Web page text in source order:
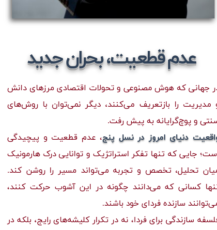
عدم قطعیت، بحران جدید
جهانی که هوش مصنوعی و تحولات اقتصادی مرزهای دانش
مدیریت را بازتعریف می‌کنند، دیگر نمی‌توان با روش‌های
و پوچ‌گرایانه به پیش رفت.
دنیای امروز در نسل پنج، عدم قطعیت و پیچیدگی
جایی که تنها تفکر استراتژیک و توانایی درک هارمونیک
تحلیل، تخصص و تجربه می‌تواند مسیر را روشن کند.
کسانی که می‌دانند چگونه در این آشوب حرکت کنند،
سازنده فردای خود باشند.
سازندگی برای فردا، نه در تکرار کلیشه‌های رایج، بلکه در